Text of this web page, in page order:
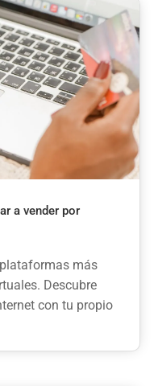
a vender por
más
Descubre
con tu propio